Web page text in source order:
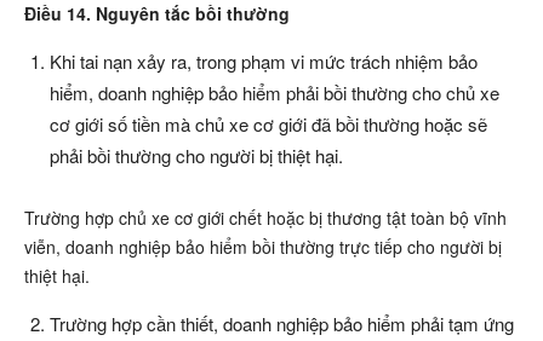
Điều 14. Nguyên tắc bồi thường
Khi tai nạn xảy ra, trong phạm vi mức trách nhiệm bảo
hiểm, doanh nghiệp bảo hiểm phải bồi thường cho chủ xe
cơ giới số tiền mà chủ xe cơ giới đã bồi thường hoặc sẽ
phải bồi thường cho người bị thiệt hại.
Trường hợp chủ xe cơ giới chết hoặc bị thương tật toàn bộ vĩnh
viễn, doanh nghiệp bảo hiểm bồi thường trực tiếp cho người bị
thiệt hại.
Trường hợp cần thiết, doanh nghiệp bảo hiểm phải tạm ứng